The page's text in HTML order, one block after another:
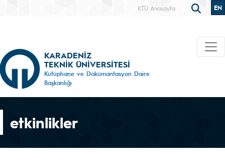
KTÜ Anasayfa EN
KARADENİZ
TEKNİK ÜNİVERSİTESİ
Kütüphane ve Dokümantasyon Daire
Başkanlığı
etkinlikler